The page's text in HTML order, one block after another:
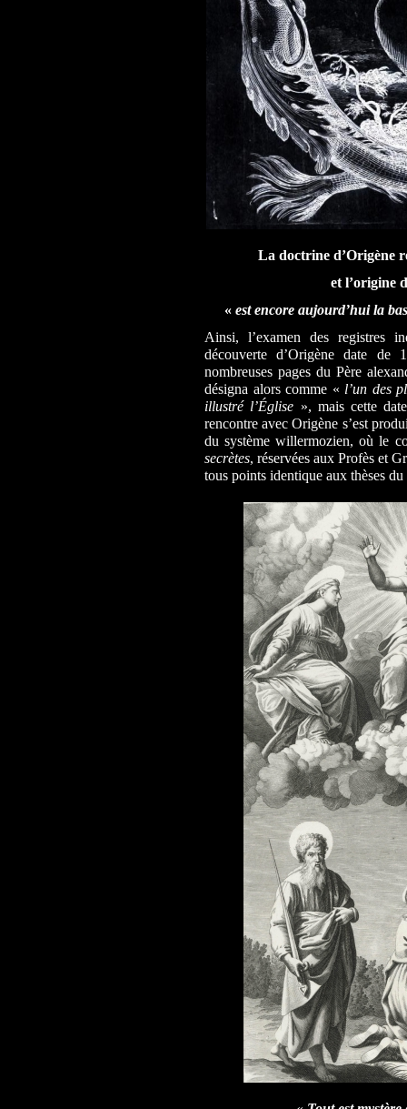
La doctrine d’Origène
et l’origine
« est encore aujourd’hui la
Ainsi, l’examen des registres
découverte d’Origène date
nombreuses pages du Père
désigna alors comme « l’un des
illustré l’Église », mais cette
rencontre avec Origène s’est
du système willermozien, où le
secrètes, réservées aux Profès et
tous points identique aux thèses du